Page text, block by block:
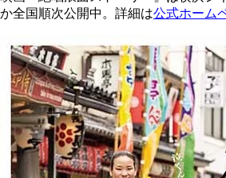
か全国順次公開中。詳細は公式ホーム